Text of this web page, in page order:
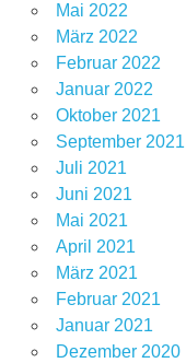
Mai 2022
März 2022
Februar 2022
Januar 2022
Oktober 2021
September 2021
Juli 2021
Juni 2021
Mai 2021
April 2021
März 2021
Februar 2021
Januar 2021
Dezember 2020